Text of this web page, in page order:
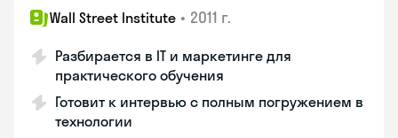
Wall Street Institute • 2011 г.
Разбирается в IT и маркетинге для
практического обучения
Готовит к интервью с полным погружением в
технологии